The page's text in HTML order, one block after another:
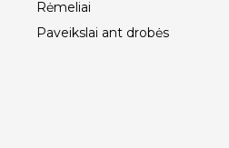
Rėmeliai
Paveikslai ant drobės